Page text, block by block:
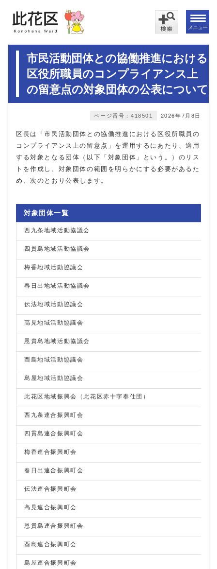
メニュー
市民活動団体との協働推進における
区役所職員のコンプライアンス上
の留意点の対象団体の公表について
2026年7月8日
ページ番号：418501
区長は「市民活動団体との協働推進における区役所職員の
コンプライアンス上の留意点」を運用するにあたり、適用
する対象となる団体（以下「対象団体」という。）のリス
トを作成し、対象団体の範囲を明らかにする必要があるた
め、次のとおり公表します。
対象団体一覧
西九条地域活動協議会
四貫島地域活動協議会
梅香地域活動協議会
春日出地域活動協議会
伝法地域活動協議会
高見地域活動協議会
恩貴島地域活動協議会
酉島地域活動協議会
島屋地域活動協議会
此花区地域振興会（此花区赤十字奉仕団）
西九条連合振興町会
四貫島連合振興町会
梅香連合振興町会
春日出連合振興町会
伝法連合振興町会
高見連合振興町会
恩貴島連合振興町会
酉島連合振興町会
島屋連合振興町会